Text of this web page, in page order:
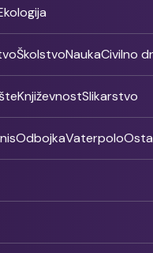
ŠkolstvoNaukaCivilno
KnjiževnostSlikarstvo
OdbojkaVaterpolo